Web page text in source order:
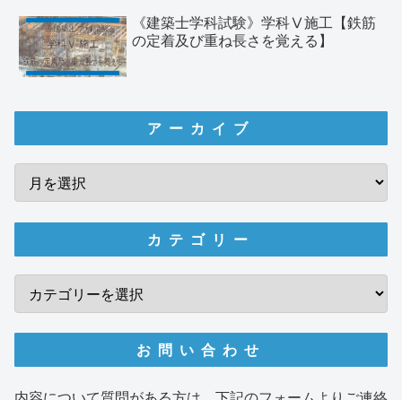
《建築士学科試験》学科Ⅴ施工【鉄筋
の定着及び重ね長さを覚える】
アーカイブ
カテゴリー
お問い合わせ